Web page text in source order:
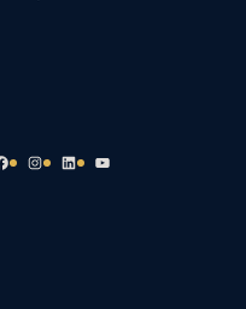
Instagram
LinkedInYouTube